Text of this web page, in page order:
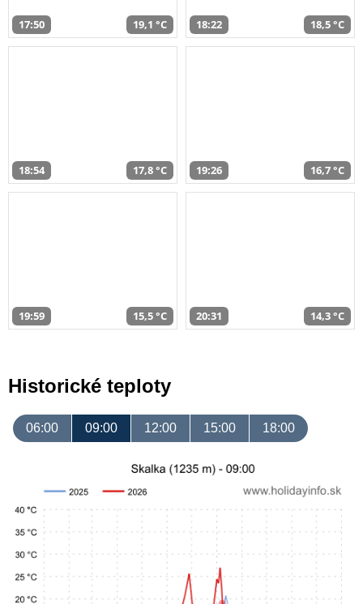
17:50 19,1 °C 18:22 18,5 °C
18:54 17,8 °C 19:26 16,7 °C
19:59 15,5 °C 20:31 14,3 °C
Historické teploty
06:00 09:00 12:00 15:00 18:00